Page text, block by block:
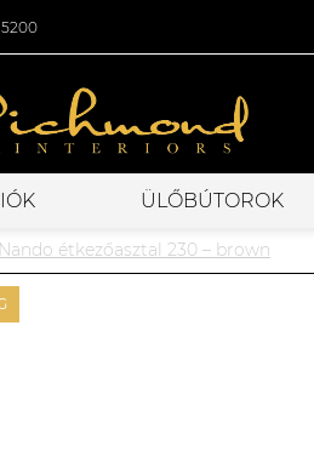
ÜLŐBÚTOROK
Nando étkezőasztal 230 – brown